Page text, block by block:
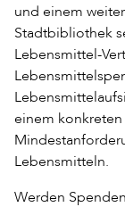
und einem
Stadtbibliothek
Lebensmittel-
einem
Lebensmitteln.
Werden